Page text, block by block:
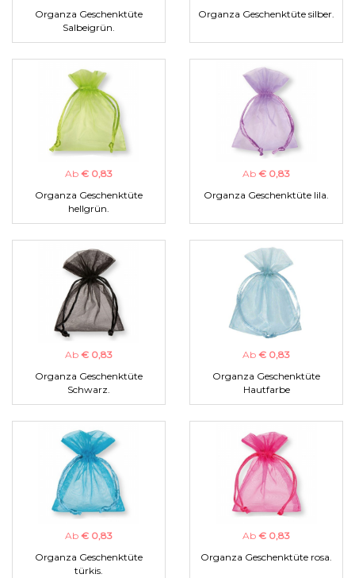
Organza Geschenktüte
Salbeigrün.
Organza Geschenktüte silber.
Ab € 0,83
Organza Geschenktüte
hellgrün.
Ab € 0,83
Organza Geschenktüte lila.
Ab € 0,83
Organza Geschenktüte
Schwarz.
Ab € 0,83
Organza Geschenktüte
Hautfarbe
Ab € 0,83
Organza Geschenktüte
türkis.
Ab € 0,83
Organza Geschenktüte rosa.